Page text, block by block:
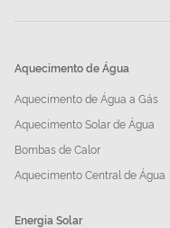
Aquecimento de Água
Aquecimento de Água a Gás
Aquecimento Solar de Água
Bombas de Calor
Aquecimento Central de Água
Energia Solar